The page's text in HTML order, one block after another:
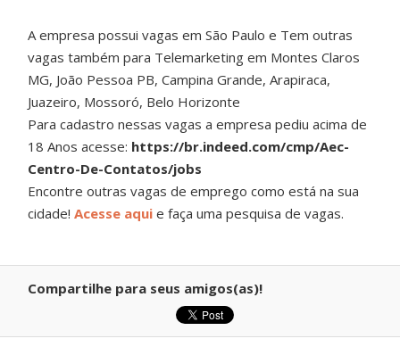
A empresa possui vagas em São Paulo e Tem outras
vagas também para Telemarketing em Montes Claros
MG, João Pessoa PB, Campina Grande, Arapiraca,
Juazeiro, Mossoró, Belo Horizonte
Para cadastro nessas vagas a empresa pediu acima de
18 Anos acesse: https://br.indeed.com/cmp/Aec-
Centro-De-Contatos/jobs
Encontre outras vagas de emprego como está na sua
cidade!Acesse aqui e faça uma pesquisa de vagas.
Compartilhe para seus amigos(as)!